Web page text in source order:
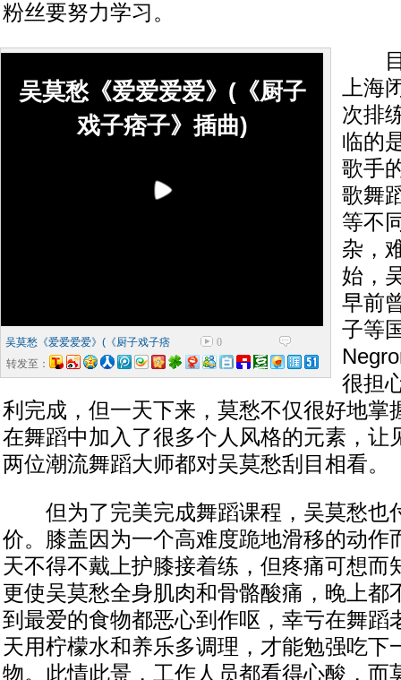
粉丝要努力学习。
吴莫愁《爱爱爱爱》(《厨子
戏子痞子》插曲)
吴莫愁《爱爱爱爱》(《厨子戏子痞
子》插曲)
0
转发至：
目
上海
次排
临的
歌手
歌舞
等不
杂，
始，
早前
子等
很担
利完成，但一天下来，莫愁不仅很好地掌
在舞蹈中加入了很多个人风格的元素，让
两位潮流舞蹈大师都对吴莫愁刮目相看。
但为了完美完成舞蹈课程，吴莫愁也
价。膝盖因为一个高难度跪地滑移的动作
天不得不戴上护膝接着练，但疼痛可想而
更使吴莫愁全身肌肉和骨骼酸痛，晚上都
到最爱的食物都恶心到作呕，幸亏在舞蹈
天用柠檬水和养乐多调理，才能勉强吃下
物。此情此景，工作人员都看得心酸，而